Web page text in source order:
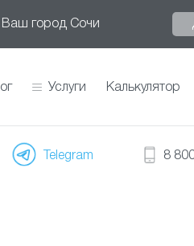
Ваш город Сочи
Услуги Калькулятор
Telegram 8